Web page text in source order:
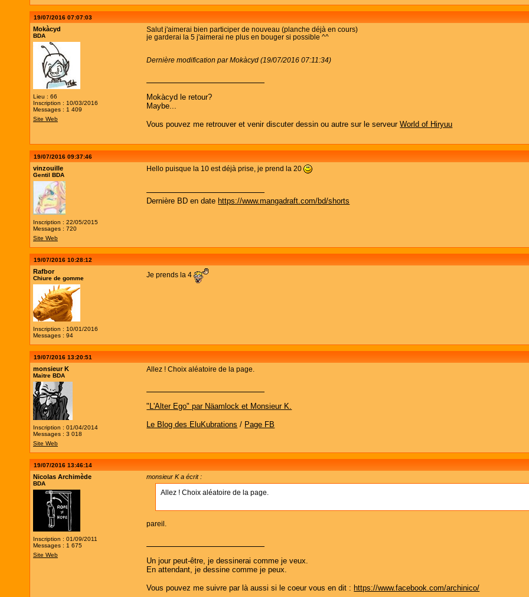
19/07/2016 07:07:03
Mokàcyd
BDA
Lieu : 66
Inscription : 10/03/2016
Messages : 1 409
Site Web
Salut j'aimerai bien participer de nouveau (planche déjà en cours)
je garderai la 5 j'aimerai ne plus en bouger si possible ^^
Dernière modification par Mokàcyd (19/07/2016 07:11:34)
Mokàcyd le retour?
Maybe...
Vous pouvez me retrouver et venir discuter dessin ou autre sur le serveurWorld of Hiryuu
19/07/2016 09:37:46
vinzouille
Gentil BDA
Inscription : 22/05/2015
Messages : 720
Site Web
Hello puisque la 10 est déjà prise, je prend la 20
Dernière BD en date https://www.mangadraft.com/bd/shorts
19/07/2016 10:28:12
Rafbor
Chiure de gomme
Inscription : 10/01/2016
Messages : 94
Je prends la 4
19/07/2016 13:20:51
monsieur K
Maitre BDA
Inscription : 01/04/2014
Messages : 3 018
Site Web
Allez ! Choix aléatoire de la page.
"L'Alter Ego" par Näamlock et Monsieur K.
Le Blog des EluKubrations / Page FB
19/07/2016 13:46:14
Nicolas Archimède
BDA
Inscription : 01/09/2011
Messages : 1 675
Site Web
monsieur K a écrit :
Allez ! Choix aléatoire de la page.
pareil.
Un jour peut-être, je dessinerai comme je veux.
En attendant, je dessine comme je peux.
Vous pouvez me suivre par là aussi si le coeur vous en dit : https://www.facebook.com/archinico/